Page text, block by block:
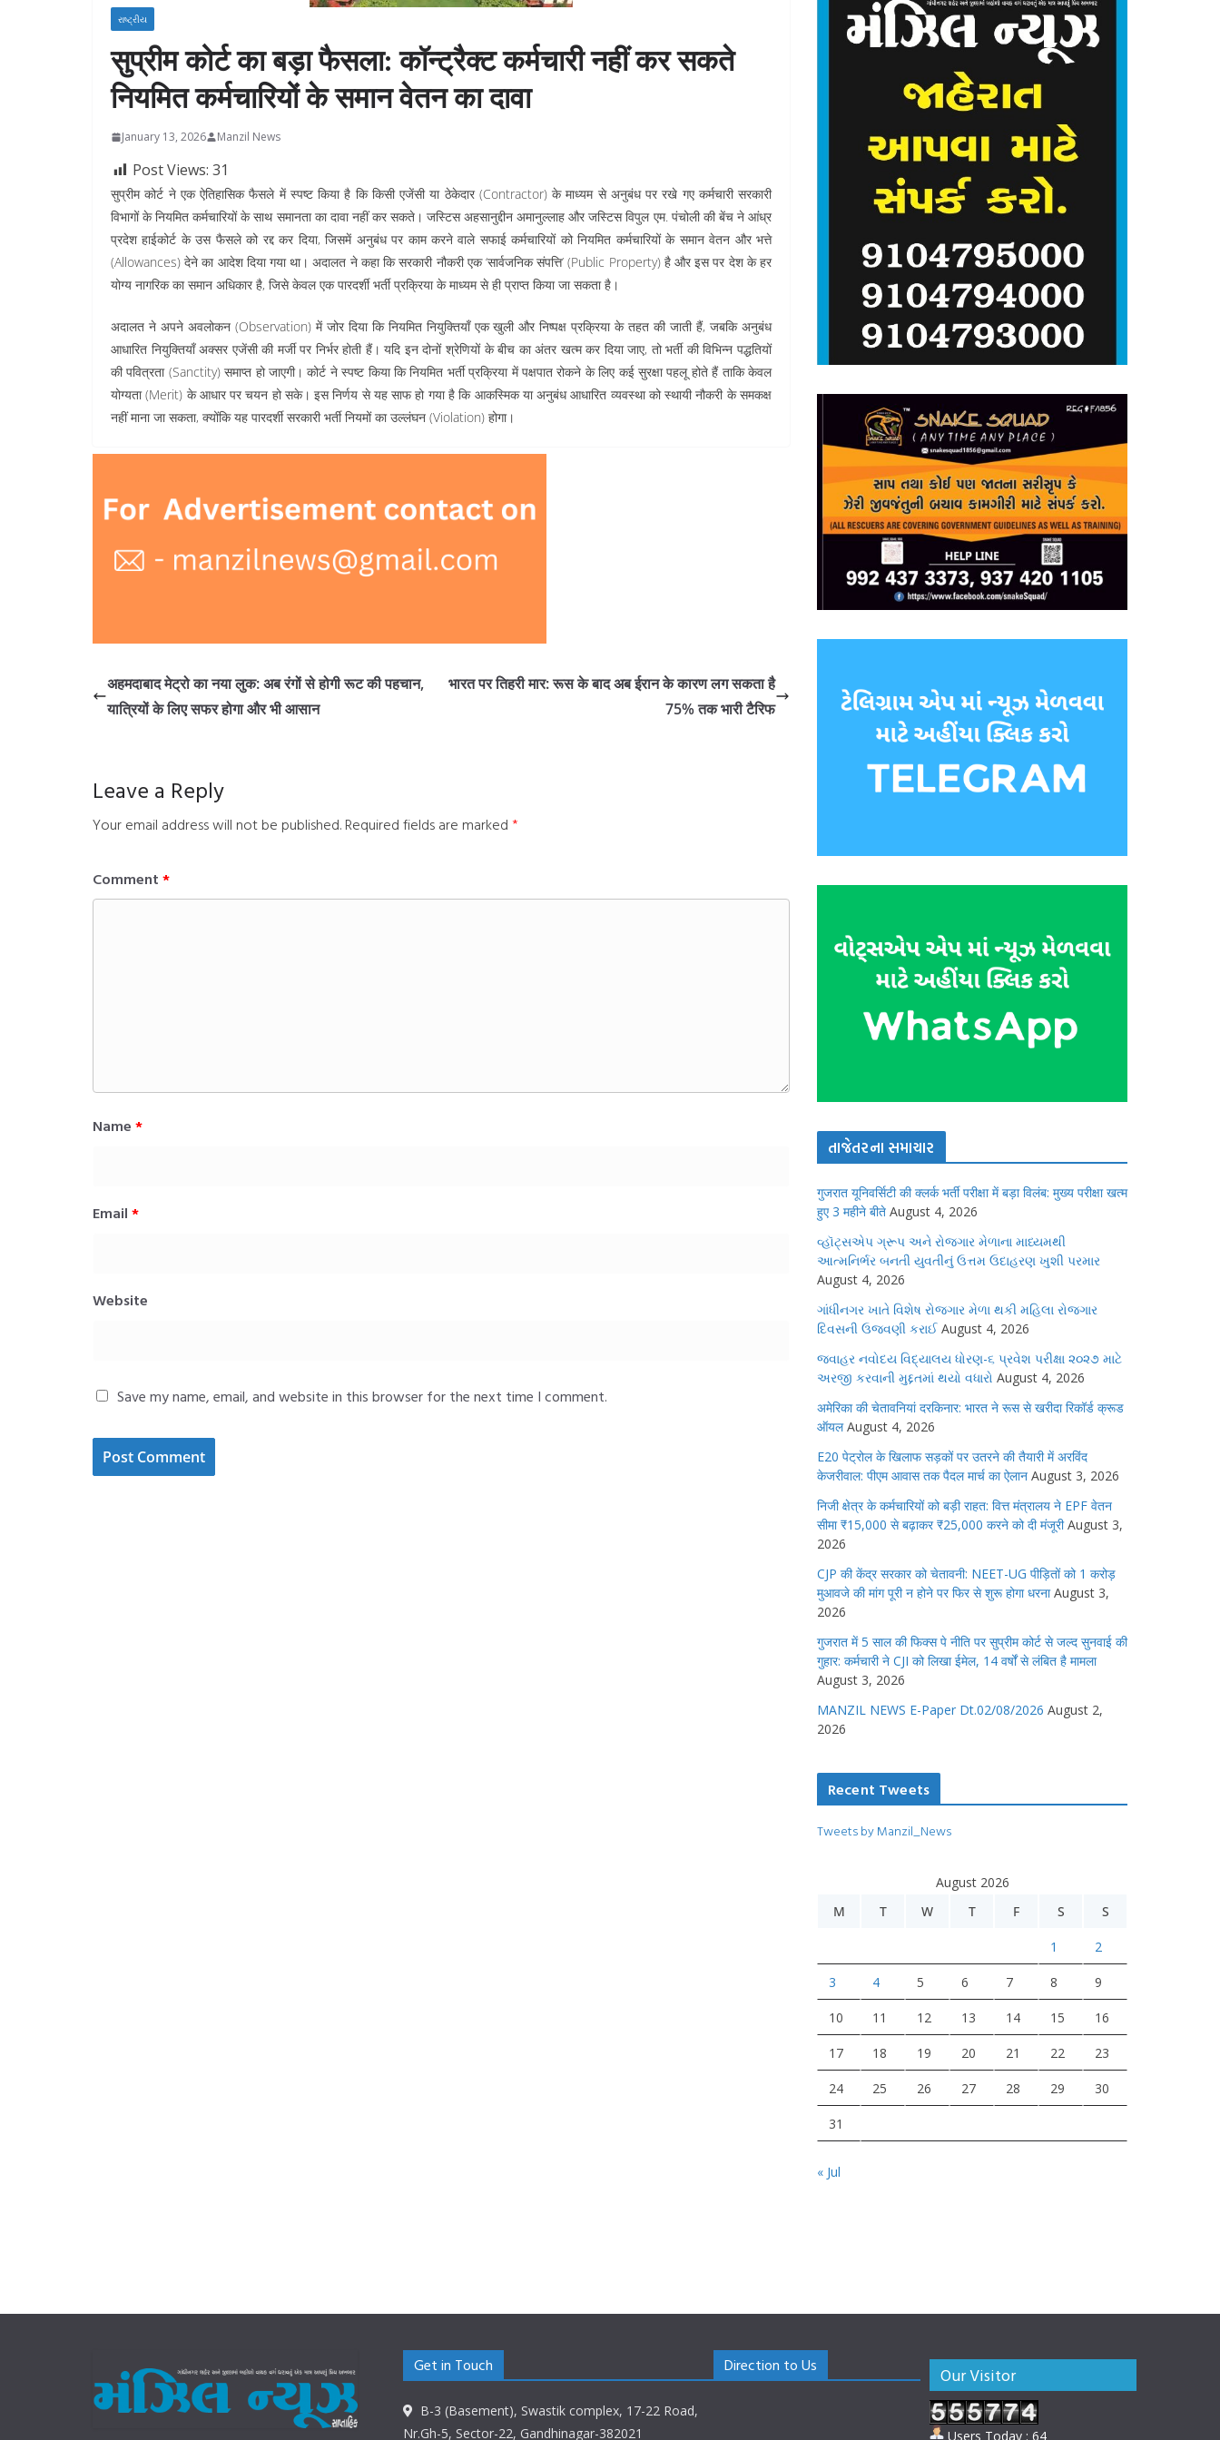
રાષ્ટ્રીય
सुप्रीम कोर्ट का बड़ा फैसला: कॉन्ट्रैक्ट कर्मचारी नहीं कर सकते
नियमित कर्मचारियों के समान वेतन का दावा
January 13, 2026 Manzil News
Post Views: 31
सुप्रीम कोर्ट ने एक ऐतिहासिक फैसले में स्पष्ट किया है कि किसी एजेंसी या ठेकेदार (Contractor) के माध्यम से अनुबंध पर रखे गए कर्मचारी सरकारी
विभागों के नियमित कर्मचारियों के साथ समानता का दावा नहीं कर सकते। जस्टिस अहसानुद्दीन अमानुल्लाह और जस्टिस विपुल एम. पंचोली की बेंच ने आंध्र
प्रदेश हाईकोर्ट के उस फैसले को रद्द कर दिया, जिसमें अनुबंध पर काम करने वाले सफाई कर्मचारियों को नियमित कर्मचारियों के समान वेतन और भत्ते
(Allowances) देने का आदेश दिया गया था। अदालत ने कहा कि सरकारी नौकरी एक ‘सार्वजनिक संपत्ति’ (Public Property) है और इस पर देश के हर
योग्य नागरिक का समान अधिकार है, जिसे केवल एक पारदर्शी भर्ती प्रक्रिया के माध्यम से ही प्राप्त किया जा सकता है।
अदालत ने अपने अवलोकन (Observation) में जोर दिया कि नियमित नियुक्तियाँ एक खुली और निष्पक्ष प्रक्रिया के तहत की जाती हैं, जबकि अनुबंध
आधारित नियुक्तियाँ अक्सर एजेंसी की मर्जी पर निर्भर होती हैं। यदि इन दोनों श्रेणियों के बीच का अंतर खत्म कर दिया जाए, तो भर्ती की विभिन्न पद्धतियों
की पवित्रता (Sanctity) समाप्त हो जाएगी। कोर्ट ने स्पष्ट किया कि नियमित भर्ती प्रक्रिया में पक्षपात रोकने के लिए कई सुरक्षा पहलू होते हैं ताकि केवल
योग्यता (Merit) के आधार पर चयन हो सके। इस निर्णय से यह साफ हो गया है कि आकस्मिक या अनुबंध आधारित व्यवस्था को स्थायी नौकरी के समकक्ष
नहीं माना जा सकता, क्योंकि यह पारदर्शी सरकारी भर्ती नियमों का उल्लंघन (Violation) होगा।
अहमदाबाद मेट्रो का नया लुक: अब रंगों से होगी रूट की पहचान,
यात्रियों के लिए सफर होगा और भी आसान
भारत पर तिहरी मार: रूस के बाद अब ईरान के कारण लग सकता है
75% तक भारी टैरिफ
Leave a Reply
Your email address will not be published. Required fields are marked *
Comment *
Name *
Email *
Website
Save my name, email, and website in this browser for the next time I comment.
તાજેતરના સમાચાર
गुजरात यूनिवर्सिटी की क्लर्क भर्ती परीक्षा में बड़ा विलंब: मुख्य परीक्षा खत्म
हुए 3 महीने बीते August 4, 2026
વ્હૉટ્સએપ ગ્રૂપ અને રોજગાર મેળાના માધ્યમથી
આત્મનિર્ભર બનતી યુવતીનું ઉત્તમ ઉદાહરણ ખુશી પરમાર
August 4, 2026
ગાંધીનગર ખાતે વિશેષ રોજગાર મેળા થકી મહિલા રોજગાર
દિવસની ઉજવણી કરાઈ August 4, 2026
જવાહર નવોદય વિદ્યાલય ધોરણ-૬ પ્રવેશ પરીક્ષા ૨૦૨૭ માટે
અરજી કરવાની મુદ્દતમાં થયો વધારો August 4, 2026
अमेरिका की चेतावनियां दरकिनार: भारत ने रूस से खरीदा रिकॉर्ड क्रूड
ऑयल August 4, 2026
E20 पेट्रोल के खिलाफ सड़कों पर उतरने की तैयारी में अरविंद
केजरीवाल: पीएम आवास तक पैदल मार्च का ऐलान August 3, 2026
निजी क्षेत्र के कर्मचारियों को बड़ी राहत: वित्त मंत्रालय ने EPF वेतन
सीमा ₹15,000 से बढ़ाकर ₹25,000 करने को दी मंजूरी August 3,
2026
CJP की केंद्र सरकार को चेतावनी: NEET-UG पीड़ितों को 1 करोड़
मुआवजे की मांग पूरी न होने पर फिर से शुरू होगा धरना August 3,
2026
गुजरात में 5 साल की फिक्स पे नीति पर सुप्रीम कोर्ट से जल्द सुनवाई की
गुहार: कर्मचारी ने CJI को लिखा ईमेल, 14 वर्षों से लंबित है मामला
August 3, 2026
MANZIL NEWS E-Paper Dt.02/08/2026 August 2,
2026
Recent Tweets
Tweets by Manzil_News
August 2026
M
T W T F S S
1 2
3 4 5 6 7 8 9
10 11 12 13 14 15 16
17 18 19 20 21 22 23
24 25 26 27 28 29 30
31
« Jul
Get in Touch
B-3 (Basement), Swastik complex, 17-22 Road,
Nr.Gh-5, Sector-22, Gandhinagar-382021
Direction to Us Our Visitor
Users Today : 64